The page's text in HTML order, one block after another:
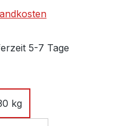
5-7 Tage
kg